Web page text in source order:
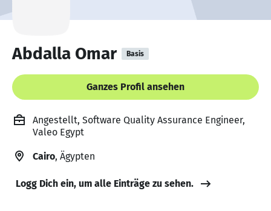
Abdalla Omar Basis
Ganzes Profil ansehen
Angestellt, Software Quality Assurance Engineer,
Valeo Egypt
Cairo, Ägypten
Logg Dich ein, um alle Einträge zu sehen.